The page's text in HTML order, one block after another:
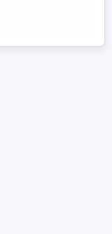
iar incinta
de ordin ...